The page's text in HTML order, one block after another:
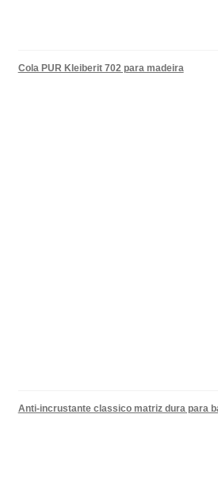
Cola PUR Kleiberit 702 para madeira
Anti-incrustante classico matriz dura para